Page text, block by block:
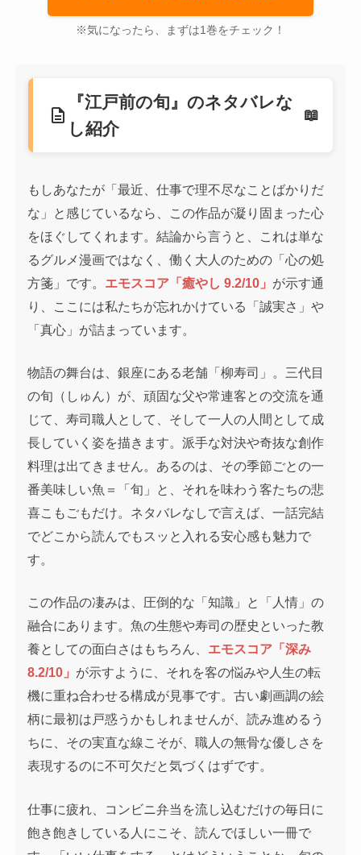
※気になったら、まずは1巻をチェック！
description
『江戸前の旬』のネタバレな
し紹介
もしあなたが「最近、仕事で理不尽なことばかりだ
な」と感じているなら、この作品が凝り固まった心
をほぐしてくれます。結論から言うと、これは単な
るグルメ漫画ではなく、働く大人のための「心の処
方箋」です。 エモスコア「癒やし 9.2/10」 が示す通
り、ここには私たちが忘れかけている「誠実さ」や
「真心」が詰まっています。
物語の舞台は、銀座にある老舗「柳寿司」。三代目
の旬（しゅん）が、頑固な父や常連客との交流を通
じて、寿司職人として、そして一人の人間として成
長していく姿を描きます。派手な対決や奇抜な創作
料理は出てきません。あるのは、その季節ごとの一
番美味しい魚＝「旬」と、それを味わう客たちの悲
喜こもごもだけ。ネタバレなしで言えば、一話完結
でどこから読んでもスッと入れる安心感も魅力で
す。
この作品の凄みは、圧倒的な「知識」と「人情」の
融合にあります。魚の生態や寿司の歴史といった教
養としての面白さはもちろん、 エモスコア「深み
8.2/10」 が示すように、それを客の悩みや人生の転
機に重ね合わせる構成が見事です。古い劇画調の絵
柄に最初は戸惑うかもしれませんが、読み進めるう
ちに、その実直な線こそが、職人の無骨な優しさを
表現するのに不可欠だと気づくはずです。
仕事に疲れ、コンビニ弁当を流し込むだけの毎日に
飽き飽きしている人にこそ、読んでほしい一冊で